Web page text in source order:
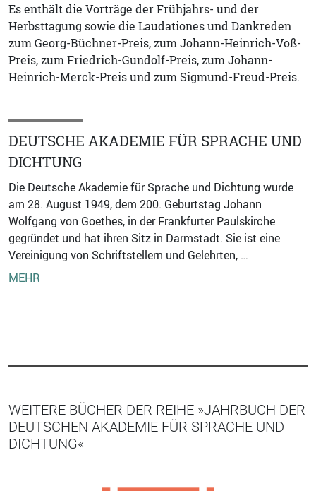
Es enthält die Vorträge der Frühjahrs- und der
Herbsttagung sowie die Laudationes und Dankreden
zum Georg-Büchner-Preis, zum Johann-Heinrich-Voß-
Preis, zum Friedrich-Gundolf-Preis, zum Johann-
Heinrich-Merck-Preis und zum Sigmund-Freud-Preis.
DEUTSCHE AKADEMIE FÜR SPRACHE UND
DICHTUNG
Die Deutsche Akademie für Sprache und Dichtung wurde
am 28. August 1949, dem 200. Geburtstag Johann
Wolfgang von Goethes, in der Frankfurter Paulskirche
gegründet und hat ihren Sitz in Darmstadt. Sie ist eine
Vereinigung von Schriftstellern und Gelehrten, …
MEHR
WEITERE BÜCHER DER REIHE »JAHRBUCH DER
DEUTSCHEN AKADEMIE FÜR SPRACHE UND
DICHTUNG«